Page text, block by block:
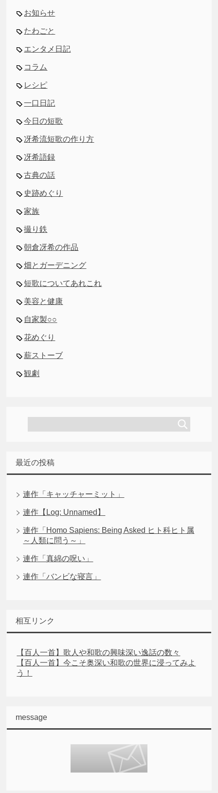
お知らせ
たわごと
エンタメ日記
コラム
レシピ
一口日記
今日の短歌
冴希流短歌の作り方
冴希語録
古典の話
史跡めぐり
家族
撮り鉄
朝倉冴希の作品
畑とガーデニング
短歌についてあれこれ
美容と健康
自家製○○
花めぐり
薪ストーブ
観劇
最近の投稿
連作「キャッチャーミット」
連作【Log: Unnamed】
連作「Homo Sapiens: Being Asked ヒト科ヒト属
～人類に問う～」
連作「真綿の呪い」
連作「バンビな寝言」
相互リンク
【百人一首】歌人や和歌の興味深い逸話の数々
【百人一首】今こそ奥深い和歌の世界に浸ってみよ
う！
message